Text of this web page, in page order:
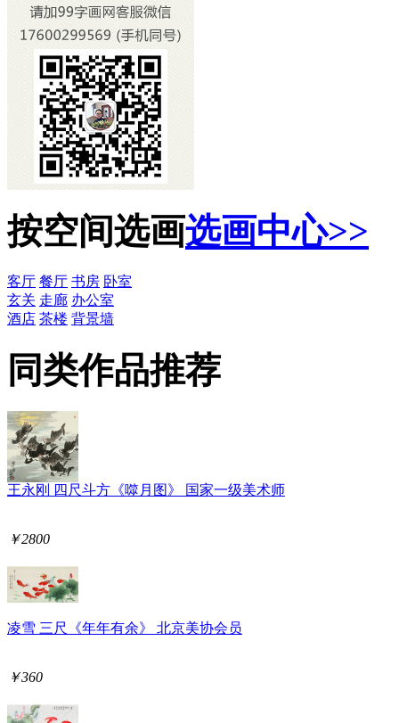
按空间选画选画中心>>
客厅 餐厅 书房 卧室
玄关 走廊 办公室
酒店 茶楼 背景墙
同类作品推荐
王永刚 四尺斗方《噬月图》 国家一级美术师
￥2800
凌雪 三尺《年年有余》 北京美协会员
￥360